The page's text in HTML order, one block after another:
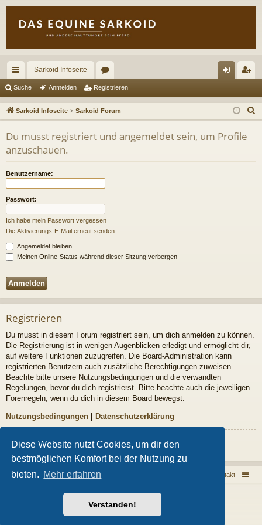
Diese Website nutzt Cookies, um dir den
bestmöglichen Komfort bei der Nutzung zu
bieten. Mehr erfahren
Verstanden!
ch
ne
llz
ug
Sarkoid Infoseite
or
en m
el
de
ist
rie
re
Suche Anmelden Registrieren
Sarkoid Infoseite Sarkoid Forum
u
Du musst registriert und angemeldet sein, um Profile
anzuschauen.
Benutzername:
Passwort:
Ich habe mein Passwort vergessen
Die Aktivierungs-E-Mail erneut senden
Angemeldet bleiben
Meinen Online-Status während dieser Sitzung verbergen
Registrieren
Du musst in diesem Forum registriert sein, um dich anmelden zu können.
Die Registrierung ist in wenigen Augenblicken erledigt und ermöglicht dir,
auf weitere Funktionen zuzugreifen. Die Board-Administration kann
registrierten Benutzern auch zusätzliche Berechtigungen zuweisen.
Beachte bitte unsere Nutzungsbedingungen und die verwandten
Regelungen, bevor du dich registrierst. Bitte beachte auch die jeweiligen
Forenregeln, wenn du dich in diesem Board bewegst.
Nutzungsbedingungen | Datenschutzerklärung
Registrieren
Sarkoid Infoseite Sarkoid Forum Kontakt
Powered byphpBB® Forum Software © phpBB Limited
Style vonArty- phpBB 3.3 von MrGaby
phpBB.de